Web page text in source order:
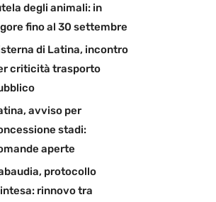
degli animali: in
fino al 30 settembre
di Latina, incontro
criticità trasporto
avviso per
stadi:
aperte
protocollo
rinnovo tra